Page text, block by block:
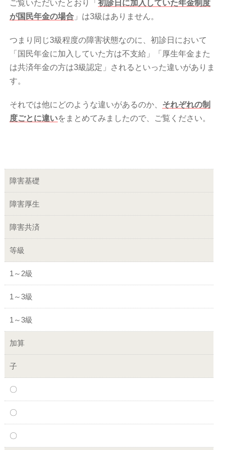
ご覧いただいたとおり「初診日に加入していた年金制度
が国民年金の場合 」は3級はありません。
つまり同じ3級程度の障害状態なのに、初診日において
「国民年金に加入していた方は不支給」「厚生年金また
は共済年金の方は3級認定」されるといった違いがありま
す。
それでは他にどのような違いがあるのか、 それぞれの制
度ごとに違いをまとめてみましたので、ご覧ください。
障害基礎
障害厚生
障害共済
等級
1～2級
1～3級
1～3級
加算
子
〇
〇
〇